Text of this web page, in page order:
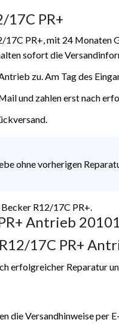
17C PR+
PR+, mit 24 Monaten
sofort die
zu. Am Tag des
und zahlen erst nach
ohne vorherigen
R12/17C PR+.
Antrieb
17C PR+
erfolgreicher Reparatur
die Versandhinweise per